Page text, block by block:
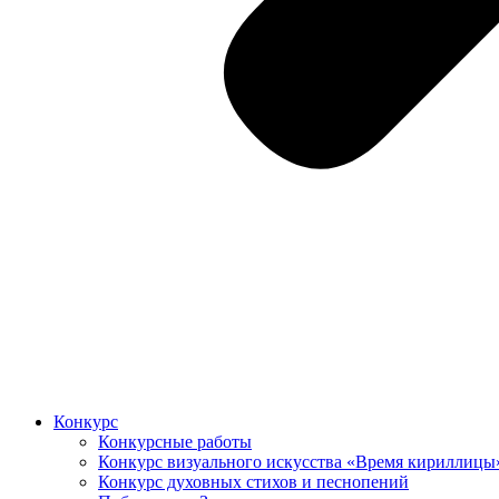
Конкурс
Конкурсные работы
Конкурс визуального искусства «Время
Конкурс духовных стихов и песнопений